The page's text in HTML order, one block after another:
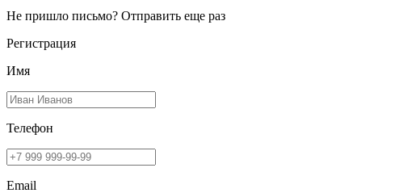
Не пришло письмо? Отправить еще раз
Регистрация
Имя
Телефон
Email